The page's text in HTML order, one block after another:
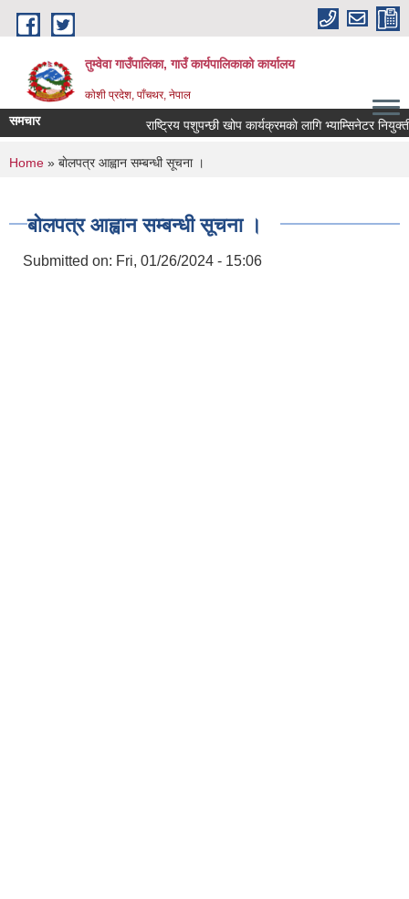
Skip to main content
तुम्वेवा गाउँपालिका, गाउँ कार्यपालिकाको कार्यालय
काेशी प्रदेश, पाँचथर, नेपाल
समचार राष्ट्रिय पशुपन्छी खोप कार्यक्रमकाे लागि भ्याम्सिनेटर
You are here
Home » बाेलपत्र आह्वान सम्बन्धी सूचना ।
बाेलपत्र आह्वान सम्बन्धी सूचना ।
Submitted on: Fri, 01/26/2024 - 15:06